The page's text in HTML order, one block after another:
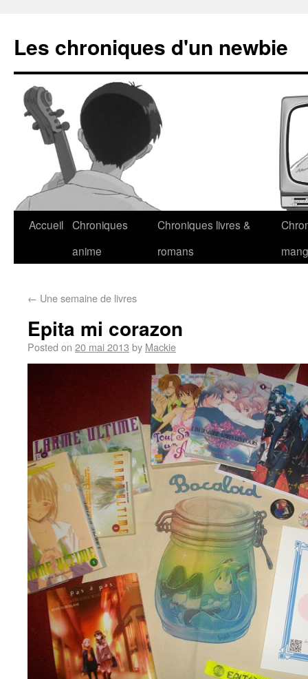
Les chroniques d'un newbie
Accueil Chroniques
anime
Chroniques livres &
romans
← Une semaine de livres
Epita mi corazon
Posted on 20 mai 2013 by Mackie